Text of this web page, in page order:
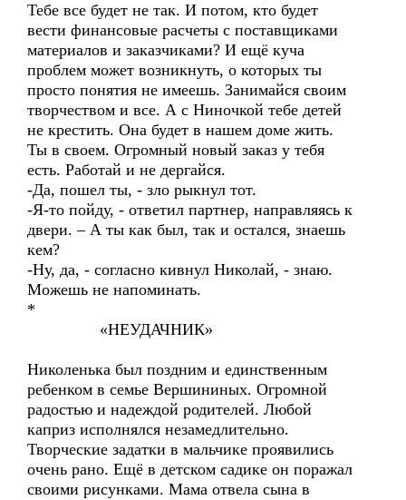
Тебе все будет не так. И потом, кто будет
вести финансовые расчеты с поставщиками
материалов и заказчиками? И ещё куча
проблем может возникнуть, о которых ты
просто понятия не имеешь. Занимайся своим
творчеством и все. А с Ниночкой тебе детей
не крестить. Она будет в нашем доме жить.
Ты в своем. Огромный новый заказ у тебя
есть. Работай и не дергайся.
-Да, пошел ты, - зло рыкнул тот.
-Я-то пойду, - ответил партнер, направляясь к
двери. – А ты как был, так и остался, знаешь
кем?
-Ну, да, - согласно кивнул Николай, - знаю.
Можешь не напоминать.
*
«НЕУДАЧНИК»
Николенька был поздним и единственным
ребенком в семье Вершининых. Огромной
радостью и надеждой родителей. Любой
каприз исполнялся незамедлительно.
Творческие задатки в мальчике проявились
очень рано. Ещё в детском садике он поражал
своими рисунками. Мама отвела сына в